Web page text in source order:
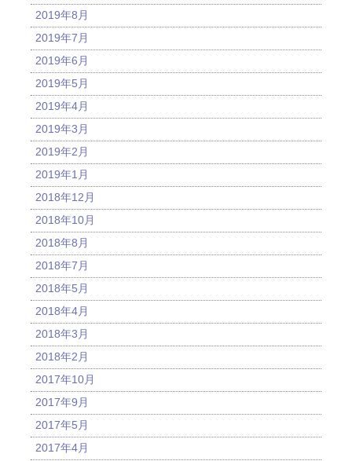
2019年8月
2019年7月
2019年6月
2019年5月
2019年4月
2019年3月
2019年2月
2019年1月
2018年12月
2018年10月
2018年8月
2018年7月
2018年5月
2018年4月
2018年3月
2018年2月
2017年10月
2017年9月
2017年5月
2017年4月